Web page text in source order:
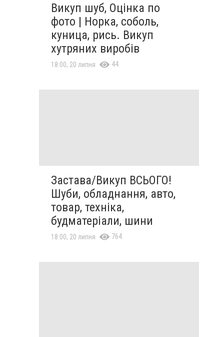
Викуп шуб, Оцінка по
фото | Норка, соболь,
куница, рись. Викуп
хутряних виробів
18:00, 20 липня 44
Застава/Викуп ВСЬОГО!
Шуби, обладнання, авто,
товар, техніка,
будматеріали, шини
18:00, 20 липня 764